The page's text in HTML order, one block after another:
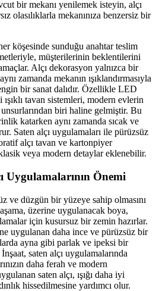
bir mekanı yenilemek isteyin, alçı
olasılıklarla mekanınıza benzersiz bir
köşesinde sunduğu anahtar teslim
müşterilerinin beklentilerini
Alçı dekorasyon yalnızca bir
zamanda mekanın ışıklandırmasıyla
bir sanat dalıdır. Özellikle LED
tavan sistemleri, modern evlerin
biri haline gelmiştir. Bu
katarken aynı zamanda sıcak ve
Saten alçı uygulamaları ile pürüzsüz
alçı tavan ve kartonpiyer
veya modern detaylar eklenebilir.
Uygulamalarının Önemi
ve düzgün bir yüzeye sahip olmasını
üzerine uygulanacak boya,
için kusursuz bir zemin hazırlar.
uygulanan daha ince ve pürüzsüz bir
ayna gibi parlak ve ipeksi bir
saten alçı uygulamalarında
daha ferah ve modern
saten alçı, ışığı daha iyi
hissedilmesine yardımcı olur.